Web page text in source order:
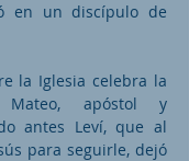
en un discípulo de
la Iglesia celebra la
apóstol y
antes Leví, que al
para seguirle, dejó